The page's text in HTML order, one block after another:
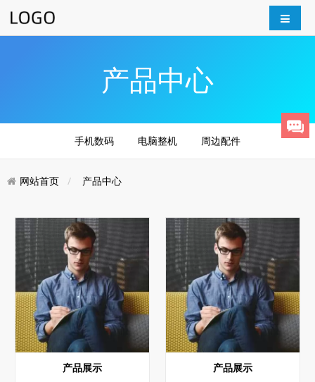
产品中心
手机数码 电脑整机 周边配件
网站首页 产品中心
产品展示 产品展示